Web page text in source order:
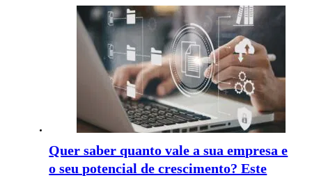
Quer saber quanto vale a sua empresa e
o seu potencial de crescimento? Este